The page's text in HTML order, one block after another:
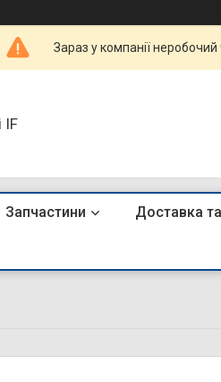
Зараз у компанії
IF
Запчастини Доставка